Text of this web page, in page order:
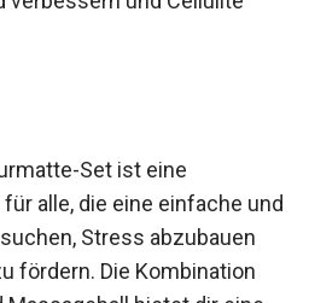
und Stress
Abnehmen erleichtern
verbessern und
Set ist eine